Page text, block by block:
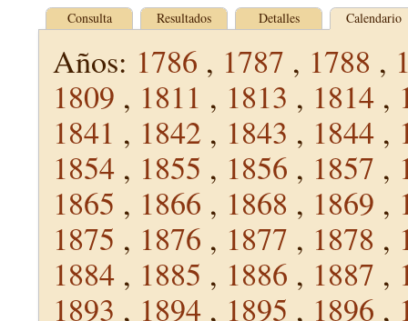
Consulta Resultados Detalles Calendario
Años: 1786 , 1787 , 1788 ,
1809 , 1811 , 1813 , 1814 ,
1841 , 1842 , 1843 , 1844 ,
1854 , 1855 , 1856 , 1857 ,
1865 , 1866 , 1868 , 1869 ,
1875 , 1876 , 1877 , 1878 ,
1884 , 1885 , 1886 , 1887 ,
1893 , 1894 , 1895 , 1896 ,